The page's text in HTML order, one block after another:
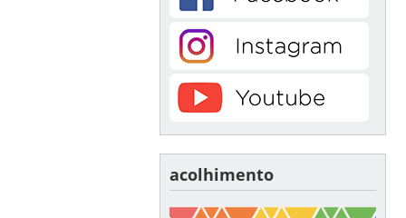
acolhimento